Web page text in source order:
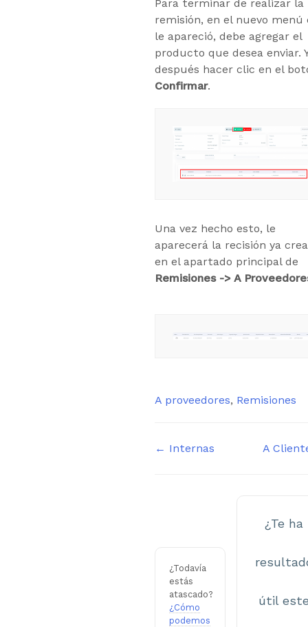
Para terminar de realizar la
remisión, en el nuevo menú
le apareció, debe agregar el
producto que desea enviar.
después hacer clic en el
Confirmar.
Una vez hecho esto, le
aparecerá la recisión ya
en el apartado principal de
Remisiones -> A
Etiquetas
A proveedores, Remisiones
Navegación
← Internas A
¿Todavía
estás
atascado?
¿Cómo
podemos
¿Te ha
útil